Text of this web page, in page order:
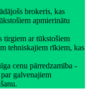
brokeris, kas
apmierinātu
tirgiem ar tūkstošiem
tehniskajiem rīkiem, kas
cenu pārredzamība -
galvenajiem